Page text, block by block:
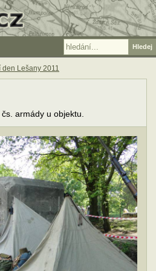
armády u objektu.
den Lešany 2011